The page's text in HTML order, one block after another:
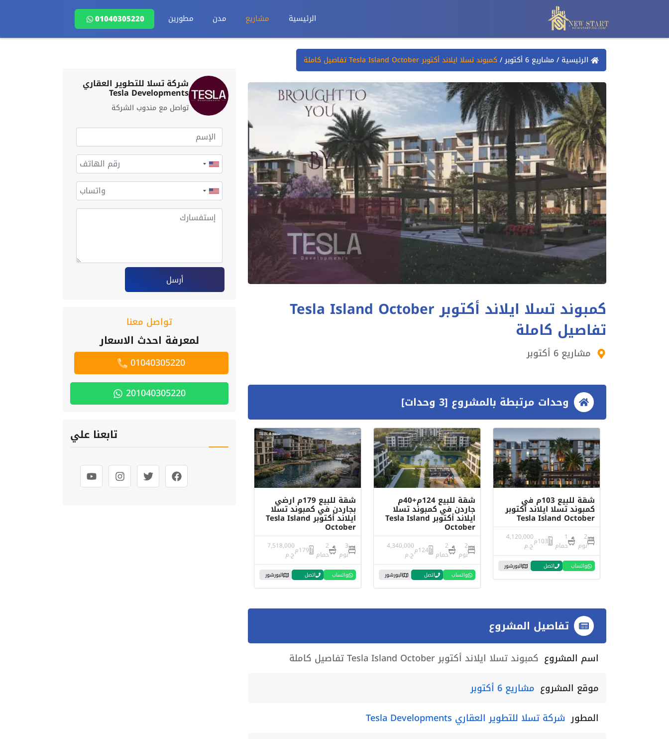
الرئيسية مشاريع مدن مطورين 01040305220
الرئيسية /مشاريع 6 أكتوبر /كمبوند تسلا ايلاند أكتوبر Tesla Island October تفاصيل كاملة
كمبوند تسلا ايلاند أكتوبر Tesla Island October
تفاصيل كاملة
مشاريع 6 أكتوبر
وحدات مرتبطة بالمشروع [3 وحدات]
شقة للبيع 103م في
كمبوند تسلا ايلاند أكتوبر
Tesla Island October
2
نوم
1
حمام
103م 4,120,000
ج.م
واتساب اتصل البورشور
شقة للبيع 124م+40م
جاردن في كمبوند تسلا
ايلاند أكتوبر Tesla Island
October
2
نوم
2
حمام
124م 4,340,000
ج.م
واتساب اتصل البورشور
شقة للبيع 179م ارضي
بجاردن في كمبوند تسلا
ايلاند أكتوبر Tesla Island
October
3
نوم
2
حمام
179م 7,518,000
ج.م
واتساب اتصل البورشور
تفاصيل المشروع
اسم المشروع كمبوند تسلا ايلاند أكتوبر Tesla Island October تفاصيل كاملة
موقع المشروع مشاريع 6 أكتوبر
المطور شركة تسلا للتطوير العقاري Tesla Developments
شركة تسلا للتطوير العقاري
Tesla Developments
تواصل مع مندوب الشركة
أرسل
تواصل معنا
لمعرفة احدث الاسعار
01040305220
201040305220
تابعنا علي